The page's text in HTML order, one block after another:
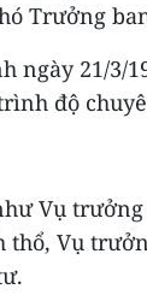
Trưởng
ngày 21/3/
độ
Vụ
Vụ